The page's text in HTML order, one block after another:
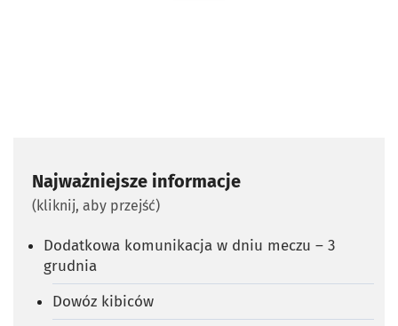
Najważniejsze informacje
(kliknij, aby przejść)
Dodatkowa komunikacja w dniu meczu – 3
grudnia
Dowóz kibiców